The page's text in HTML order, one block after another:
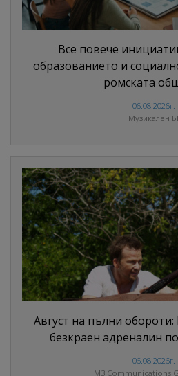
Все повече
образованието и
ромската
06.08.2026г.
Музикален
Август на пълни
безкраен адреналин
06.08.2026г.
M3 Communications